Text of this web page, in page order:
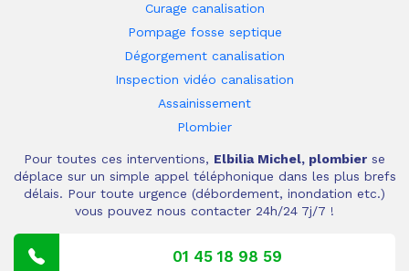
Curage canalisation
Pompage fosse septique
Dégorgement canalisation
Inspection vidéo canalisation
Assainissement
Plombier
Pour toutes ces interventions, Elbilia Michel, plombier se
déplace sur un simple appel téléphonique dans les plus brefs
délais. Pour toute urgence (débordement, inondation etc.)
vous pouvez nous contacter 24h/24 7j/7 !
01 45 18 98 59